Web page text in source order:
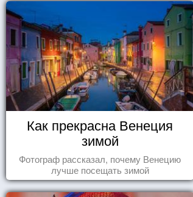
Как прекрасна Венеция
зимой
Фотограф рассказал, почему Венецию
лучше посещать зимой